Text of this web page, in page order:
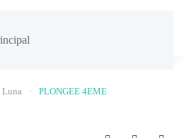
Luna PLONGEE 4EME